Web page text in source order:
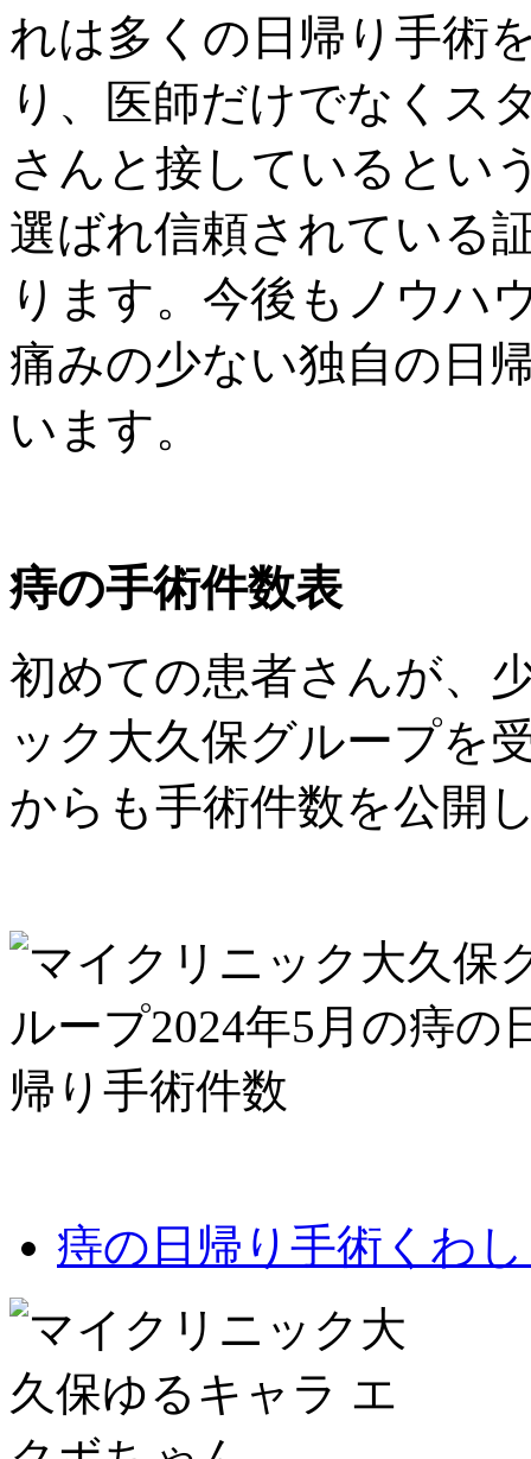
れは多くの日帰り手術
り、医師だけでなくス
さんと接しているとい
選ばれ信頼されている
ります。今後もノウハ
痛みの少ない独自の日
います。
痔の手術件数表
初めての患者さんが、
ック大久保グループを
からも手術件数を公開
痔の日帰り手術くわ